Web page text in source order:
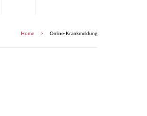
Home > Online-Krankmeldung